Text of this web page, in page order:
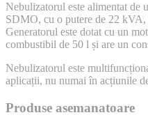
Nebulizatorul este alimentat
SDMO, cu o putere de 22 kVA,
Generatorul este dotat cu un
combustibil de 50 l și are un
Nebulizatorul este
aplicații, nu numai în acțiunile
Produse asemanatoare